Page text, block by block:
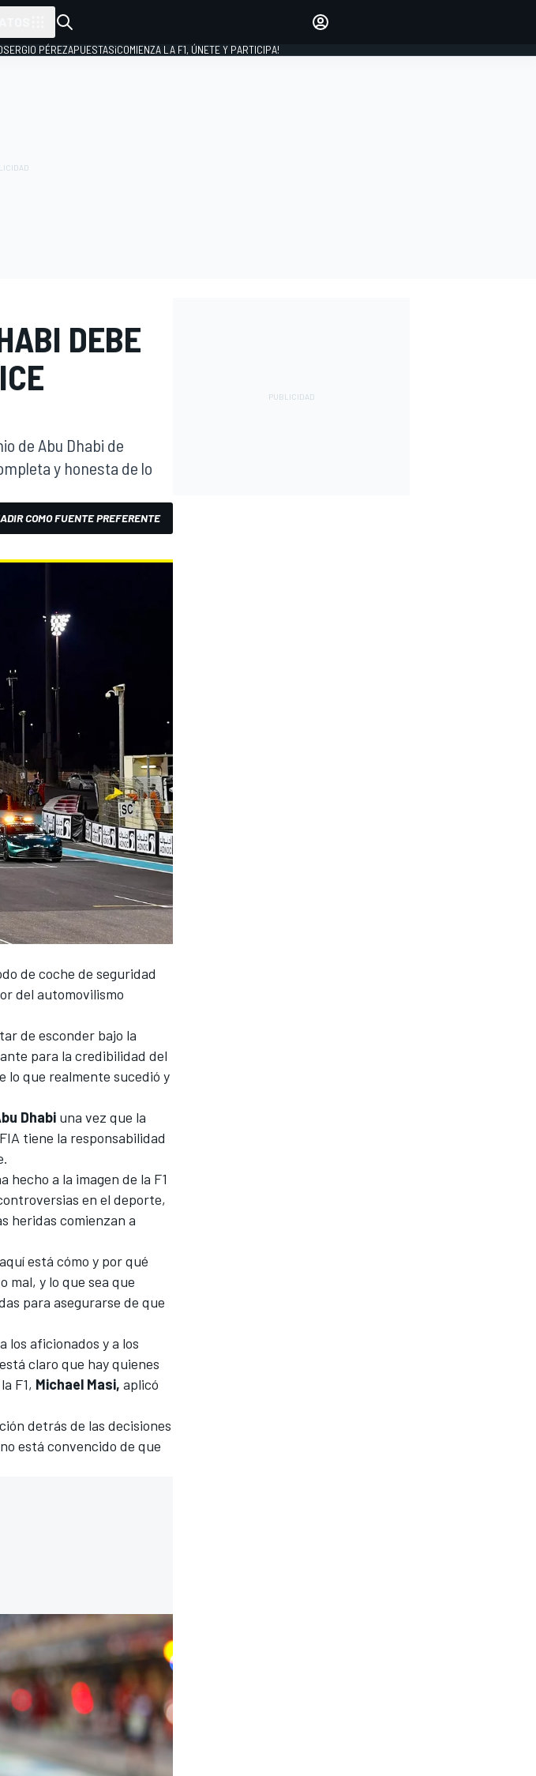
INICIAR SESIÓN
SERGIO PÉREZAPUESTAS¡COMIENZA LA F1, ÚNETE Y PARTICIPA!
DEBE
de Abu Dhabi de
y honesta de lo
COMO FUENTE PREFERENTE
de coche de seguridad
del automovilismo
de esconder bajo la
para la credibilidad del
lo que realmente sucedió y
Dhabi una vez que la
tiene la responsabilidad
hecho a la imagen de la F1
en el deporte,
heridas comienzan a
está cómo y por qué
mal, y lo que sea que
para asegurarse de que
los aficionados y a los
claro que hay quienes
F1, Michael Masi, aplicó
detrás de las decisiones
está convencido de que